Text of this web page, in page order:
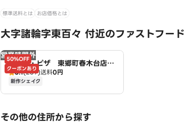
標準送料とは お店価格とは
大字諸輪字東百々 付近のファストフード
営業時間外
50%OFF
クーポンあり
ドミノ・ピザ 東郷町春木台店
Domino's
3.1(239)送料0円
新作シェイク
その他の住所から探す